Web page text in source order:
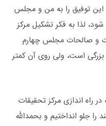
توفیق را به من و مجلس
لذا به فکر تشکیل مرکز
و صالحات مجلس چهارم
است، ولی روی آن کمتر
راه اندازی مرکز تحقیقات
جلو انداختیم و بحمدالله